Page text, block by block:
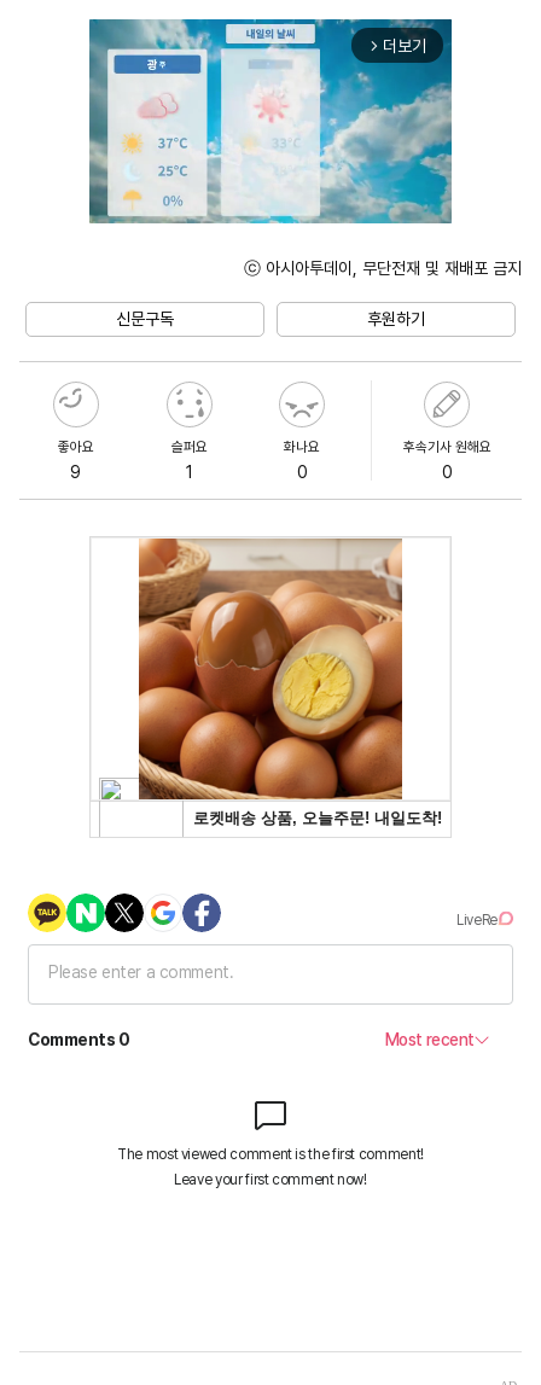
arrow_forward_ios 더보기
ⓒ 아시아투데이, 무단전재 및 재배포 금지
신문구독 후원하기
좋아요
9
슬퍼요
1
화나요
0
후속기사 원해요
0